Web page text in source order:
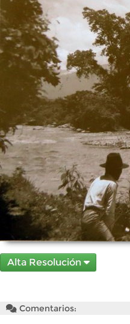
Alta Resolución
Comentarios: